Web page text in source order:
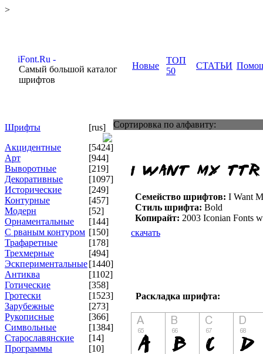
>
Самый большой каталог
шрифтов
Новые
ТОП
50
СТАТЬИ
Шрифты
[rus]
Акцидентные
[5424]
Арт
[944]
Выворотные
[219]
Декоративные
[1097]
Исторические
[249]
Контурные
[457]
Модерн
[52]
Орнаментальные
[144]
С рваным контуром [150]
Трафаретные
[178]
Трехмерные
[494]
Эскпериментальные[1440]
Антиква
[1102]
Готические
[358]
Гротески
[1523]
Зарубежные
[273]
Рукописные
[366]
Символьные
[1384]
Старославянские
[14]
Программы
[10]
Сортировка по алфавиту:
Семейство шрифтов: I Want
Стиль шрифта: Bold
Копирайт: 2003 Iconian Fonts
скачать
Раскладка шрифта: